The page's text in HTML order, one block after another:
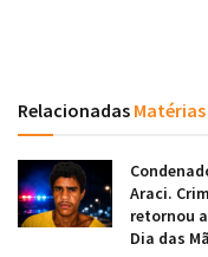
Relacionadas Matérias
Araci.
retornou
Dia das